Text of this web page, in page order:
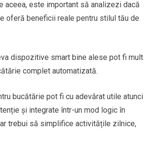
aceea, este important să analizezi dacă
oferă beneficii reale pentru stilul tău de
dispozitive smart bine alese pot fi mult
complet automatizată.
bucătărie pot fi cu adevărat utile atunci
și integrate într-un mod logic în
ar trebui să simplifice activitățile zilnice,